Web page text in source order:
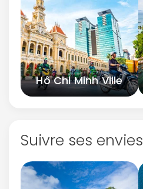
Hô Chi Minh Ville
Suivre ses envies